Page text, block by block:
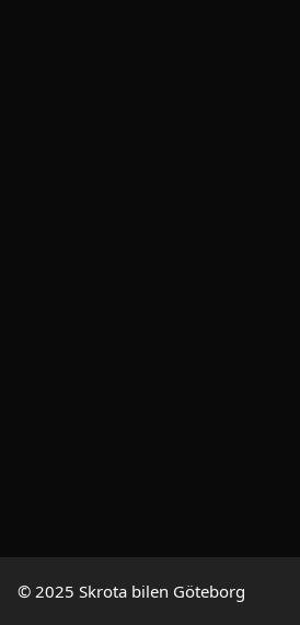
© 2025 Skrota bilen Göteborg